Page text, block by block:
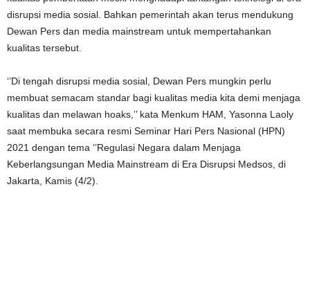
disrupsi media sosial. Bahkan pemerintah akan terus mendukung
Dewan Pers dan media mainstream untuk mempertahankan
kualitas tersebut.
‘’Di tengah disrupsi media sosial, Dewan Pers mungkin perlu
membuat semacam standar bagi kualitas media kita demi menjaga
kualitas dan melawan hoaks,’’ kata Menkum HAM, Yasonna Laoly
saat membuka secara resmi Seminar Hari Pers Nasional (HPN)
2021 dengan tema ‘’Regulasi Negara dalam Menjaga
Keberlangsungan Media Mainstream di Era Disrupsi Medsos, di
Jakarta, Kamis (4/2).